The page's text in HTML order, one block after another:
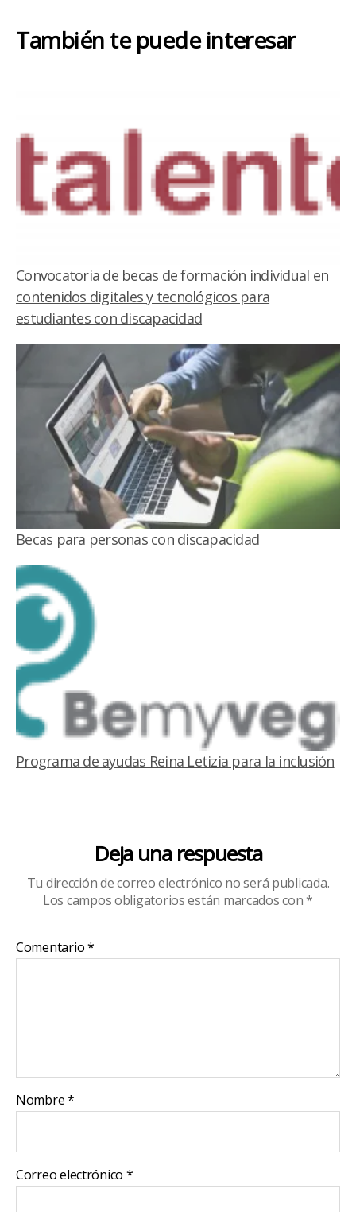
También te puede interesar
Convocatoria de becas de formación individual en
contenidos digitales y tecnológicos para
estudiantes con discapacidad
Becas para personas con discapacidad
Programa de ayudas Reina Letizia para la inclusión
Deja una respuesta
Tu dirección de correo electrónico no será publicada.
Los campos obligatorios están marcados con*
Comentario*
Nombre*
Correo electrónico *